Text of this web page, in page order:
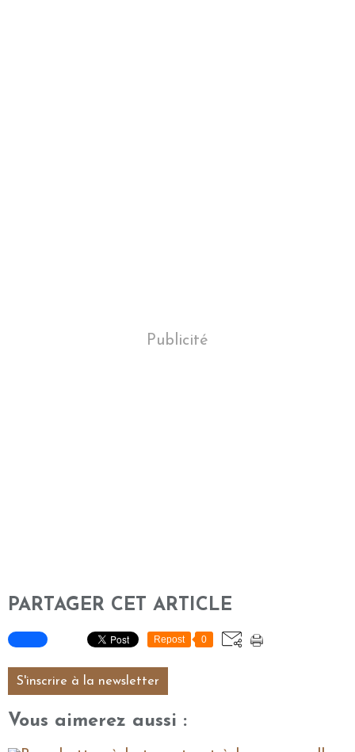
Publicité
PARTAGER CET ARTICLE
Repost 0
S'inscrire à la newsletter
Vous aimerez aussi :